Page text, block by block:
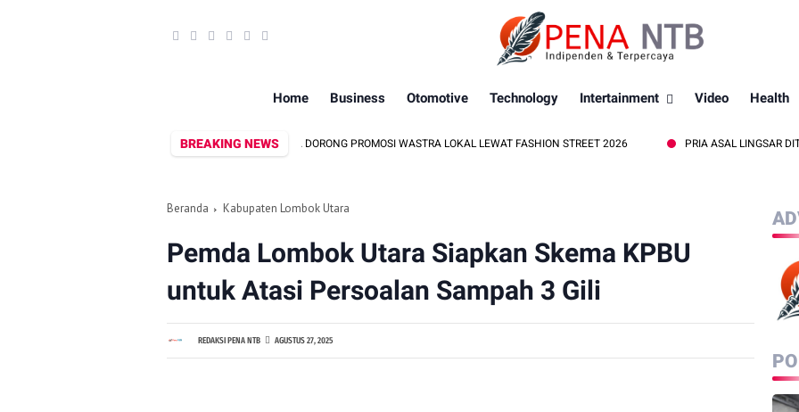
Home Business Otomotive Technology Intertainment Video Health
BREAKING NEWS
DEKRANASDA DAN DISPAR LOMBOK UTARA DORONG PROMOSI WASTRA LOKAL LEWAT FASHION STREET 2026 PRIA ASAL LINGSAR DITEMUKAN
Beranda Kabupaten Lombok Utara
Pemda Lombok Utara Siapkan Skema KPBU
untuk Atasi Persoalan Sampah 3 Gili
REDAKSI PENA NTB AGUSTUS 27, 2025